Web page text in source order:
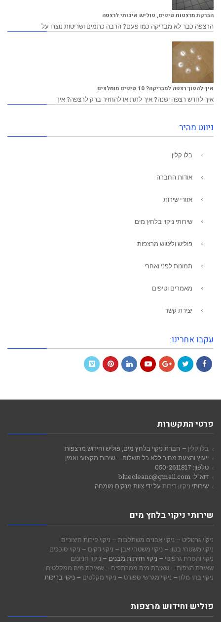
הברקת מרצפות טיפים, פוליש איכותי לרצפה
הרצפה כבר לא מבריקה כמו פעם? הרבה כתמים ושריטות נוצרו על
איך להפוך רצפה למבריקה? 10 טיפים מומלצים
איך לחדש רצפה ישנה? איך לתת או להחזיר ברק לרצפה? איך
ניווט מהיר
בלו קלין
אודות החברה
אזורי שירות
שירותי ניקוי בלחץ מים
פוליש וליטוש מרצפות
תמונות לפני ואחרי
מאמרים וטיפים
יצירת קשר
עקבו אחרינו:
פרטי התקשרות
בלו קלין – חברת ניקוי בלחץ מים, פוליש וחידוש מרצפות
ייעוץ והצעת מחיר ללא כל תשלום – שירות מקצועי ואמין
טלפון: 050-2611817
דוא"ל: bluecleanc@gmail.com
שירותי ניקיון דירות על ידי צוות מנקים מומחה
שירותי ניקוי בלחץ מים
ניקוי גרנוליט – ניקוי אבנים משתלבות – ניקוי קירות חיצוניים
ניקוי משטחי בטון – ניקוי משטחי אבן – ניקוי דקים – ניקוי סוככים
ניקוי והסרת גרפיטי – ניקוי חזיתות מבנים – ניקוי חניונים
שאיבת הצפות – שאיבת מים ממרתפים – שאיבת מים ממקלטים
ניקוי בתי מלון – ניקוי מגרשי ספורט – ניקוי מקלטים – ניקוי בריכות
פוליש וחידוש מרצפות